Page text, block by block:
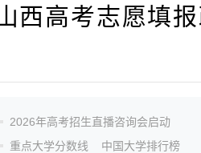
西高考志愿填
2026年高考招生直播咨询会启动
重点大学分数线
中国大学排行榜